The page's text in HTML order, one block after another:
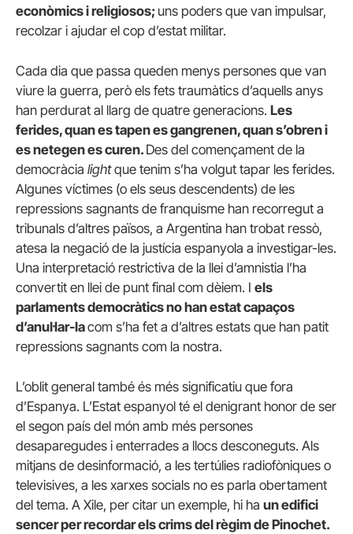
econòmics i religiosos; uns poders que van impulsar,
recolzar i ajudar el cop d’estat militar.
Cada dia que passa queden menys persones que van
viure la guerra, però els fets traumàtics d’aquells anys
han perdurat al llarg de quatre generacions. Les
ferides, quan es tapen es gangrenen, quan s’obren i
es netegen es curen. Des del començament de la
democràcia lightque tenim s’ha volgut tapar les ferides.
Algunes víctimes (o els seus descendents) de les
repressions sagnants de franquisme han recorregut a
tribunals d’altres països, a Argentina han trobat ressò,
atesa la negació de la justícia espanyola a investigar-les.
Una interpretació restrictiva de la llei d’amnistia l’ha
convertit en llei de punt final com dèiem. I els
parlaments democràtics no han estat capaços
d’anul·lar-lacom s’ha fet a d’altres estats que han patit
repressions sagnants com la nostra.
L’oblit general també és més significatiu que fora
d’Espanya. L’Estat espanyol té el denigrant honor de ser
el segon país del món amb més persones
desaparegudes i enterrades a llocs desconeguts. Als
mitjans de desinformació, a les tertúlies radiofòniques o
televisives, a les xarxes socials no es parla obertament
del tema. A Xile, per citar un exemple, hi ha un edifici
sencer per recordar els crims del règim de Pinochet.